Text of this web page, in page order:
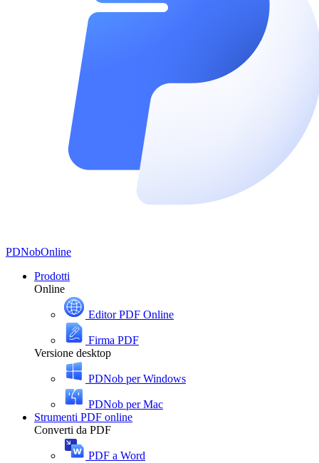
PDNobOnline
Prodotti
Online
Editor PDF Online
Firma PDF
Versione desktop
PDNob per Windows
PDNob per Mac
Strumenti PDF online
Converti da PDF
PDF a Word